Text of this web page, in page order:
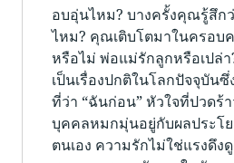
อบอุ่นไหม? บางครั้งคุณรู้สึก
ไหม? คุณเติบโตมาในครอบ
หรือไม่ พ่อแม่รักลูกหรือเปล่
เป็นเรื่องปกติในโลกปัจจุบัน
ที่ว่า “ฉันก่อน” หัวใจที่ปวดร้
บุคคลหมกมุ่นอยู่กับผลประโ
ตนเอง ความรักไม่ใช่แรงดึง